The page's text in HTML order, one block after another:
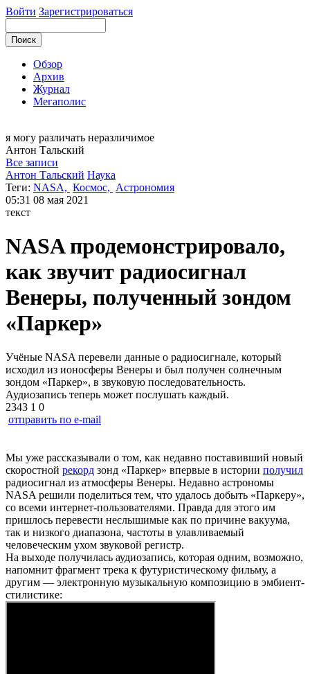
Войти Зарегистрироваться
Обзор
Архив
Журнал
Мегаполис
я могу различать неразличимое
Антон Тальский
Все записи
Антон Тальский Наука
Теги: NASA, Космос, Астрономия
05:31 08 мая 2021
текст
NASA продемонстрировало,
как звучит радиосигнал
Венеры, полученный зондом
«Паркер»
Учёные NASA перевели данные о радиосигнале, который
исходил из ионосферы Венеры и был получен солнечным
зондом «Паркер», в звуковую последовательность.
Аудиозапись теперь может послушать каждый.
2343 1 0
отправить по e-mail
Мы уже рассказывали о том, как недавно поставивший новый
скоростной рекорд зонд «Паркер» впервые в истории получил
радиосигнал из атмосферы Венеры. Недавно астрономы
NASA решили поделиться тем, что удалось добыть «Паркеру»,
со всеми интернет-пользователями. Правда для этого им
пришлось перевести неслышимые как по причине вакуума,
так и низкого диапазона, частоты в улавливаемый
человеческим ухом звуковой регистр.
На выходе получилась аудиозапись, которая одним, возможно,
напомнит фрагмент трека к футуристическому фильму, а
другим — электронную музыкальную композицию в эмбиент-
стилистике: